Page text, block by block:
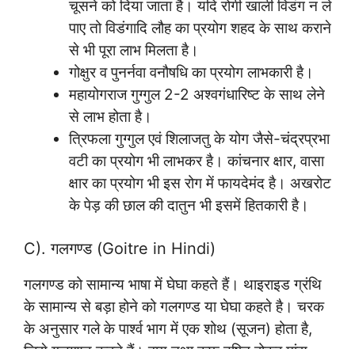
चूसने को दिया जाता है। यदि रोगी खाली विडंग न ले
पाए तो विडंगादि लौह का प्रयोग शहद के साथ कराने
से भी पूरा लाभ मिलता है।
गोक्षुर व पुनर्नवा वनौषधि का प्रयोग लाभकारी है।
महायोगराज गुग्गुल 2-2 अश्वगंधारिष्ट के साथ लेने
से लाभ होता है।
त्रिफला गुग्गुल एवं शिलाजतु के योग जैसे-चंद्रप्रभा
वटी का प्रयोग भी लाभकर है। कांचनार क्षार, वासा
क्षार का प्रयोग भी इस रोग में फायदेमंद है। अखरोट
के पेड़ की छाल की दातुन भी इसमें हितकारी है।
C). गलगण्ड (Goitre in Hindi)
गलगण्ड को सामान्य भाषा में घेघा कहते हैं। थाइराइड ग्रंथि
के सामान्य से बड़ा होने को गलगण्ड या घेघा कहते है। चरक
के अनुसार गले के पार्श्व भाग में एक शोथ (सूजन) होता है,